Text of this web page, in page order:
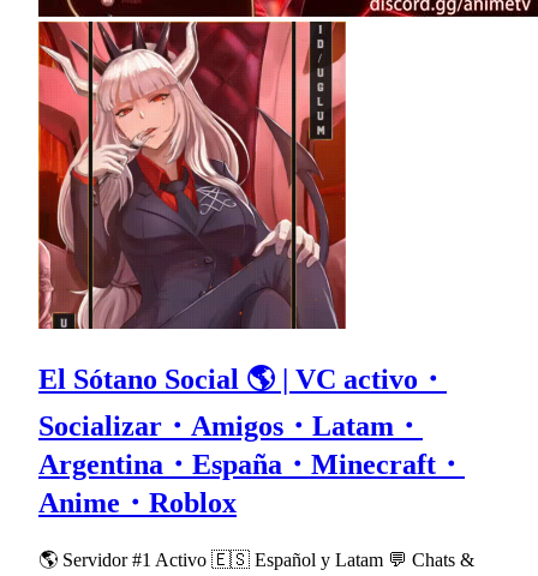
El Sótano Social 🌎 | VC activo・
Socializar・Amigos・Latam・
Argentina・España・Minecraft・
Anime・Roblox
🌎 Servidor #1 Activo 🇪🇸 Español y Latam 💬 Chats &